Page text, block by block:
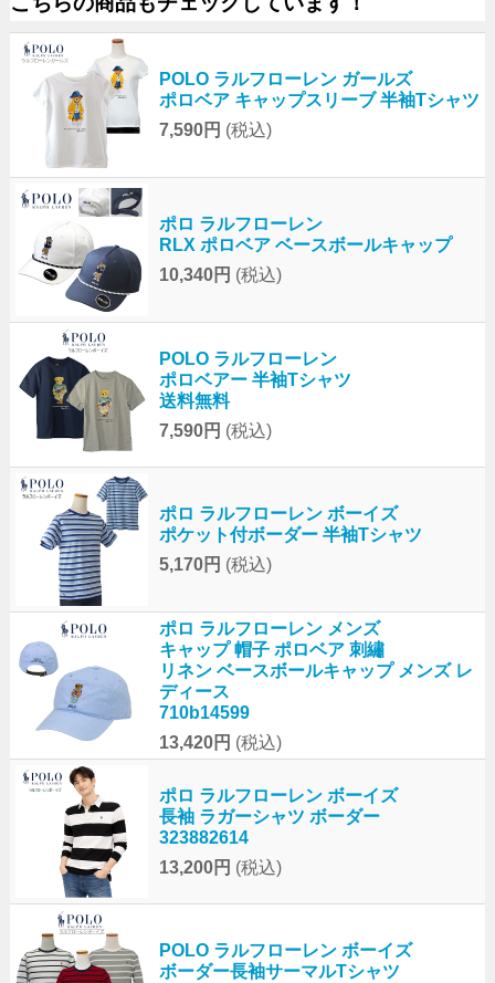
POLO ラルフローレン ガールズ
ポロベア キャップスリーブ 半袖Tシャツ
7,590円 (税込)
ポロ ラルフローレン
RLX ポロベア ベースボールキャップ
10,340円 (税込)
POLO ラルフローレン
ポロベアー 半袖Tシャツ
送料無料
7,590円 (税込)
ポロ ラルフローレン ボーイズ
ポケット付ボーダー 半袖Tシャツ
5,170円 (税込)
ポロ ラルフローレン メンズ
キャップ 帽子 ポロベア 刺繡
リネン ベースボールキャップ メンズ レ
ディース
710b14599
13,420円 (税込)
ポロ ラルフローレン ボーイズ
長袖 ラガーシャツ ボーダー
323882614
13,200円 (税込)
POLO ラルフローレン ボーイズ
ボーダー長袖サーマルTシャツ